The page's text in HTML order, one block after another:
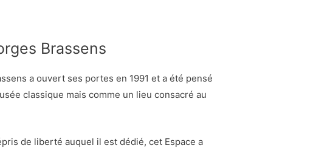
Brassens
a ouvert ses portes en 1991 et a été pensé
classique mais comme un lieu consacré au
de liberté auquel il est dédié, cet Espace a